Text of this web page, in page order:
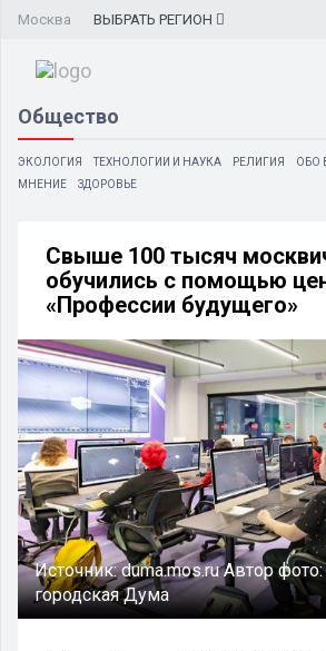
Москва ВЫБРАТЬ РЕГИОН
Общество
ЭКОЛОГИЯ ТЕХНОЛОГИИ И НАУКА РЕЛИГИЯ ОБО
МНЕНИЕ
ЗДОРОВЬЕ
Свыше 100 тысяч
обучились с помощью
«Профессии будущего»
Источник:duma.mos.ruАвтор фото:
городская Дума